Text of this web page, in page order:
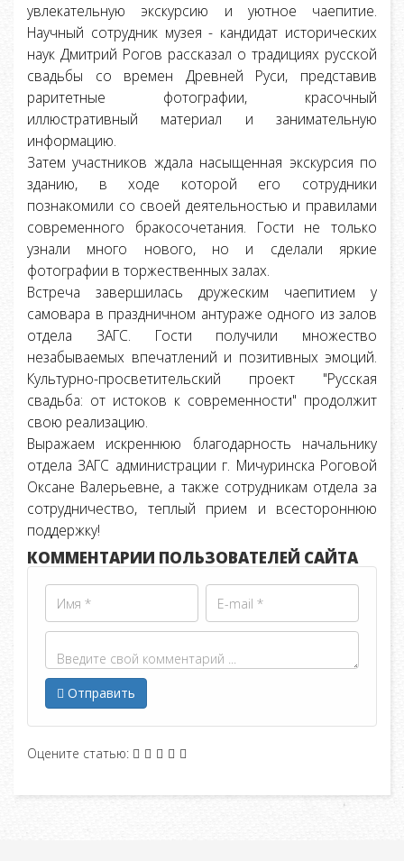
увлекательную экскурсию и уютное чаепитие.
Научный сотрудник музея - кандидат исторических
наук Дмитрий Рогов рассказал о традициях русской
свадьбы со времен Древней Руси, представив
раритетные фотографии, красочный
иллюстративный материал и занимательную
информацию.
Затем участников ждала насыщенная экскурсия по
зданию, в ходе которой его сотрудники
познакомили со своей деятельностью и правилами
современного бракосочетания. Гости не только
узнали много нового, но и сделали яркие
фотографии в торжественных залах.
Встреча завершилась дружеским чаепитием у
самовара в праздничном антураже одного из залов
отдела ЗАГС. Гости получили множество
незабываемых впечатлений и позитивных эмоций.
Культурно-просветительский проект "Русская
свадьба: от истоков к современности" продолжит
свою реализацию.
Выражаем искреннюю благодарность начальнику
отдела ЗАГС администрации г. Мичуринска Роговой
Оксане Валерьевне, а также сотрудникам отдела за
сотрудничество, теплый прием и всестороннюю
поддержку!
КОММЕНТАРИИ ПОЛЬЗОВАТЕЛЕЙ САЙТА
Отправить
Оцените статью: